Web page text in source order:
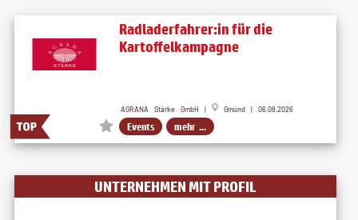
Radladerfahrer:in für die
Kartoffelkampagne
AGRANA Stärke GmbH | Gmünd | 06.08.2026
Events mehr ...
UNTERNEHMEN MIT PROFIL